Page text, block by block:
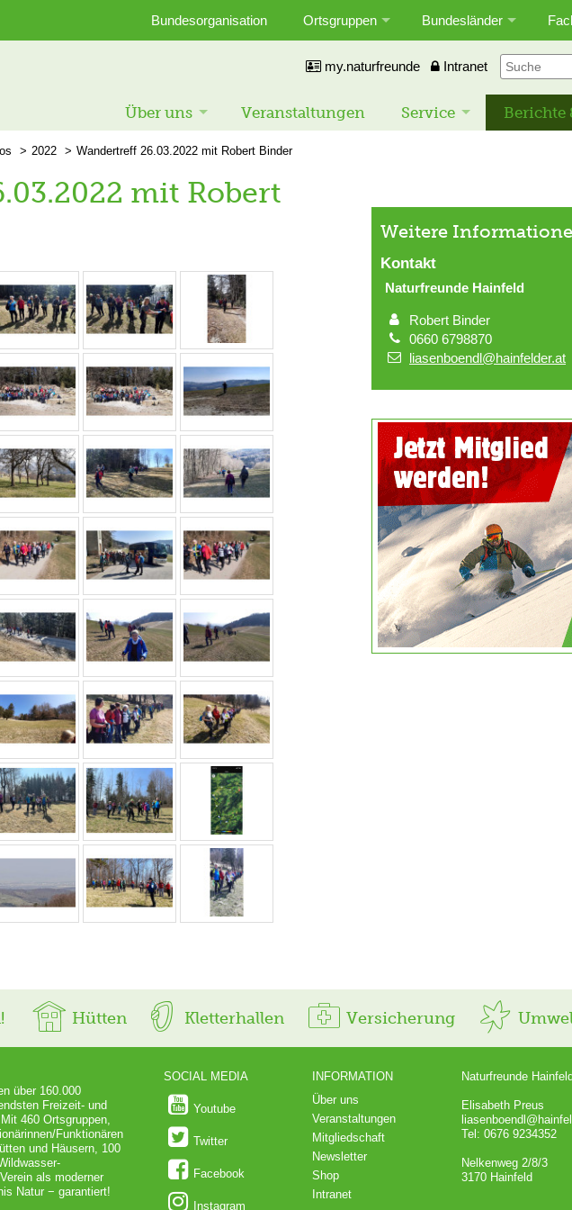
Bundesorganisation Ortsgruppen Bundesländer
my.naturfreunde Intranet
Über uns Veranstaltungen Service Berichte
2022 Wandertreff 26.03.2022 mit Robert Binder
mit Robert
Weitere
Kontakt
Naturfreunde Hainfeld
Robert Binder
0660 6798870
liasenboendl@hainfelder.at
Hütten Kletterhallen Versicherung
über 160.000
Freizeit- und
460 Ortsgruppen,
Funktionären
und Häusern, 100
als moderner
Natur − garantiert!
SOCIAL MEDIA
Youtube
Twitter
Facebook
Instagram
INFORMATION
Über uns
Veranstaltungen
Mitgliedschaft
Newsletter
Shop
Intranet
Naturfreunde Hainfeld
Elisabeth Preus
Tel: 0676 9234352
Nelkenweg 2/8/3
3170 Hainfeld